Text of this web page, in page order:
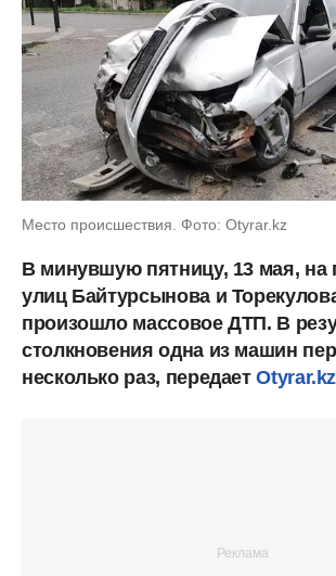
Место происшествия. Фото: Otyrar.kz
В минувшую пятницу, 13 мая, на
улиц Байтурсынова и
произошло массовое ДТП. В
столкновения одна из машин
несколько раз, передаетOtyrar.kz